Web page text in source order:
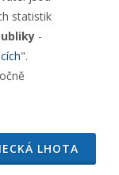
statistik
-
".
LHOTA